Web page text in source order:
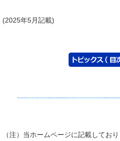
(2025年5月記載)
（注）当ホームページに記載してお